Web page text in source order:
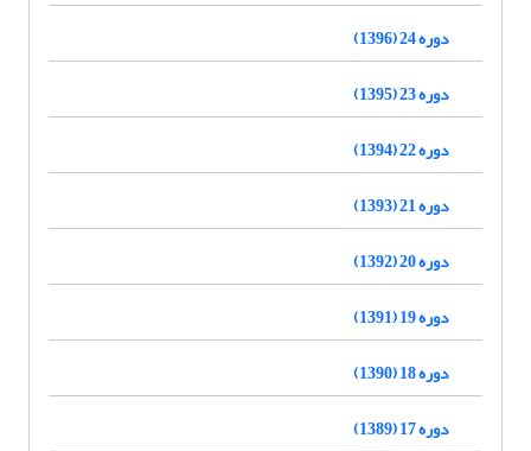
دوره 24 (1396)
دوره 23 (1395)
دوره 22 (1394)
دوره 21 (1393)
دوره 20 (1392)
دوره 19 (1391)
دوره 18 (1390)
دوره 17 (1389)